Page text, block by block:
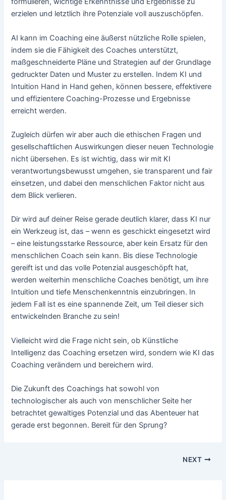
erzielen und letztlich ihre Potenziale voll auszuschöpfen.
AI kann im Coaching eine äußerst nützliche Rolle spielen,
indem sie die Fähigkeit des Coaches unterstützt,
maßgeschneiderte Pläne und Strategien auf der Grundlage
gedruckter Daten und Muster zu erstellen. Indem KI und
Intuition Hand in Hand gehen, können bessere, effektivere
und effizientere Coaching-Prozesse und Ergebnisse
erreicht werden.
Zugleich dürfen wir aber auch die ethischen Fragen und
gesellschaftlichen Auswirkungen dieser neuen Technologie
nicht übersehen. Es ist wichtig, dass wir mit KI
verantwortungsbewusst umgehen, sie transparent und fair
einsetzen, und dabei den menschlichen Faktor nicht aus
dem Blick verlieren.
Dir wird auf deiner Reise gerade deutlich klarer, dass KI nur
ein Werkzeug ist, das – wenn es geschickt eingesetzt wird
– eine leistungsstarke Ressource, aber kein Ersatz für den
menschlichen Coach sein kann. Bis diese Technologie
gereift ist und das volle Potenzial ausgeschöpft hat,
werden weiterhin menschliche Coaches benötigt, um ihre
Intuition und tiefe Menschenkenntnis einzubringen. In
jedem Fall ist es eine spannende Zeit, um Teil dieser sich
entwickelnden Branche zu sein!
Vielleicht wird die Frage nicht sein, ob Künstliche
Intelligenz das Coaching ersetzen wird, sondern wie KI das
Coaching verändern und bereichern wird.
Die Zukunft des Coachings hat sowohl von
technologischer als auch von menschlicher Seite her
betrachtet gewaltiges Potenzial und das Abenteuer hat
gerade erst begonnen. Bereit für den Sprung?
NEXT